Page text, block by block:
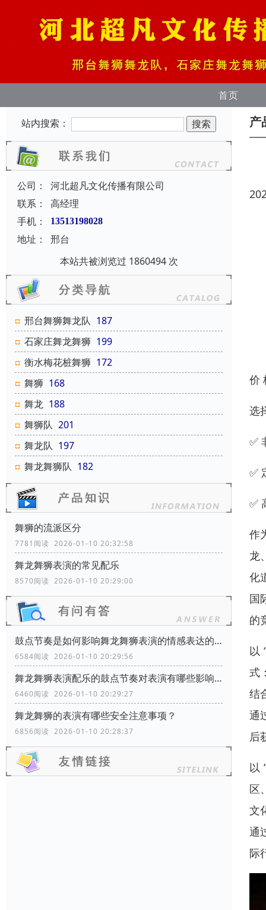
首页
站内搜索：
公司：
河北超凡文化传播有限公司
联系：
高经理
手机：
13513198028
地址：
邢台
本站共被浏览过 1860494 次
邢台舞狮舞龙队 187
石家庄舞龙舞狮 199
衡水梅花桩舞狮 172
舞狮 168
舞龙 188
舞狮队 201
舞龙队 197
舞龙舞狮队 182
舞狮的流派区分
7781阅读 2026-01-10 20:32:58
舞龙舞狮表演的常见配乐
8570阅读 2026-01-10 20:29:00
鼓点节奏是如何影响舞龙舞狮表演的情感表达的？
6584阅读 2026-01-10 20:29:56
舞龙舞狮表演配乐的鼓点节奏对表演有哪些影响？
6460阅读 2026-01-10 20:29:27
舞龙舞狮的表演有哪些安全注意事项？
6856阅读 2026-01-10 20:28:37
产
价
选
✅
✅
✅
作
龙
化
国
的
以
式
结
通
后
以
区
文
通
际